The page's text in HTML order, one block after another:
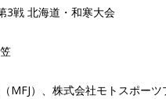
3戦 北海道・和寒大会
MFJ）、株式会社モトスポーツ